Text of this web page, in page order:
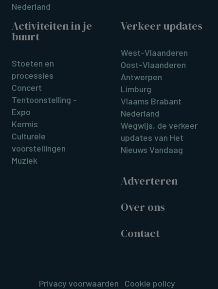
Nederland
Activiteiten in je
buurt
Stoeten en
processies
Concert
Tentoonstelling -
Expo
Kermis
Culturele
voorstellingen
Muziek
Verkeer updates
West-Vlaanderen
Oost-Vlaanderen
Antwerpen
Limburg
Vlaams Brabant
Nederland
Wegwijs, de verkeer
updates van Het
Nieuws Vandaag
Adverteren
Over ons
Contact
Privacy voorwaarden
Cookie policy